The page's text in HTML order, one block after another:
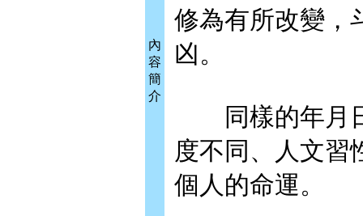
內
容
簡
介
修為有所改變，
凶。
同樣的年月日
度不同、人文習
個人的命運。